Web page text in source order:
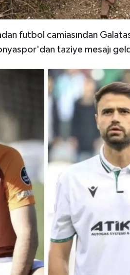
futbol camiasından
taziye mesajı